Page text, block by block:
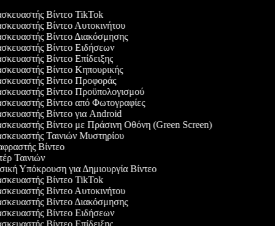
Βίντεο TikTok
Βίντεο Αυτοκινήτου
Βίντεο Διακόσμησης
Βίντεο Ειδήσεων
Βίντεο Επίδειξης
Βίντεο Κηπουρικής
Βίντεο Προφοράς
Βίντεο Προϋπολογισμού
Βίντεο από Φωτογραφίες
Βίντεο για Android
Βίντεο με Πράσινη Οθόνη (Green Screen)
Ταινιών Μυστηρίου
Βίντεο
Ταινιών
Υπόκρουση για Δημιουργία Βίντεο
Βίντεο TikTok
Βίντεο Αυτοκινήτου
Βίντεο Διακόσμησης
Βίντεο Ειδήσεων